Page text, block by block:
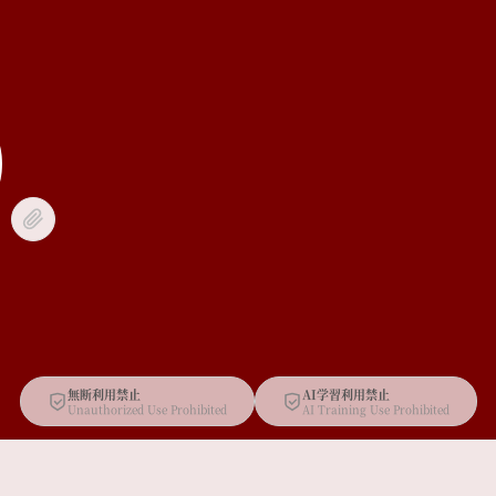
無断利用禁止
Unauthorized Use Prohibited
AI学習利用禁止
AI Training Use Prohibited